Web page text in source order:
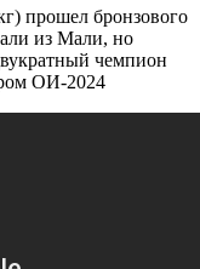
прошел бронзового
из Мали, но
чемпион
ОИ-2024